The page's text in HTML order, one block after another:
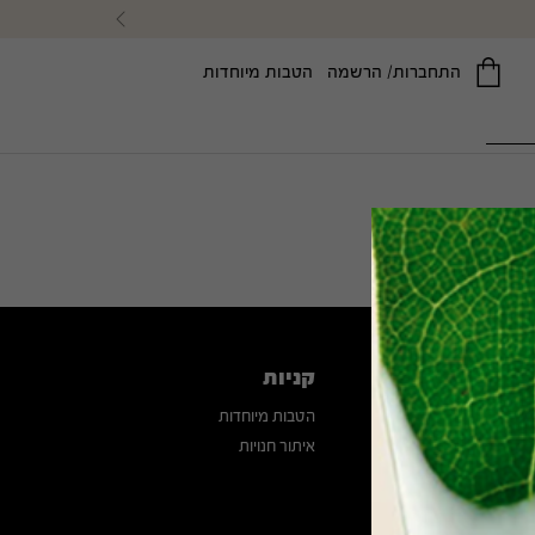
Previous
הטבות מיוחדות התחברות/ הרשמה
™PLANTSCRIPTION
סרום לתיקון קמטים עם רטינואיד
באתר
קניות
הטבות מיוחדות
איתור חנויות